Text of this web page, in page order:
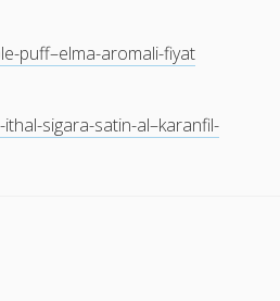
puff–elma-aromali-fiyat
sigara-satin-al–karanfil-